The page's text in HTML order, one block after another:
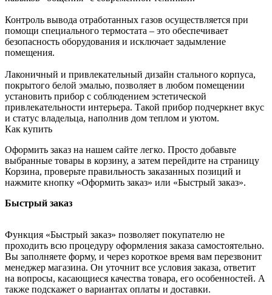
Контроль вывода отработанных газов осуществляется при
помощи специального термостата – это обеспечивает
безопасность оборудования и исключает задымление
помещения.
Лаконичный и привлекательный дизайн стального корпуса,
покрытого белой эмалью, позволяет в любом помещении
установить прибор с соблюдением эстетической
привлекательности интерьера. Такой прибор подчеркнет вкус
и статус владельца, наполнив дом теплом и уютом.
Как купить
Оформить заказ на нашем сайте легко. Просто добавьте
выбранные товары в корзину, а затем перейдите на страницу
Корзина, проверьте правильность заказанных позиций и
нажмите кнопку «Оформить заказ» или «Быстрый заказ».
Быстрый заказ
Функция «Быстрый заказ» позволяет покупателю не
проходить всю процедуру оформления заказа самостоятельно.
Вы заполняете форму, и через короткое время вам перезвонит
менеджер магазина. Он уточнит все условия заказа, ответит
на вопросы, касающиеся качества товара, его особенностей. А
также подскажет о вариантах оплаты и доставки.